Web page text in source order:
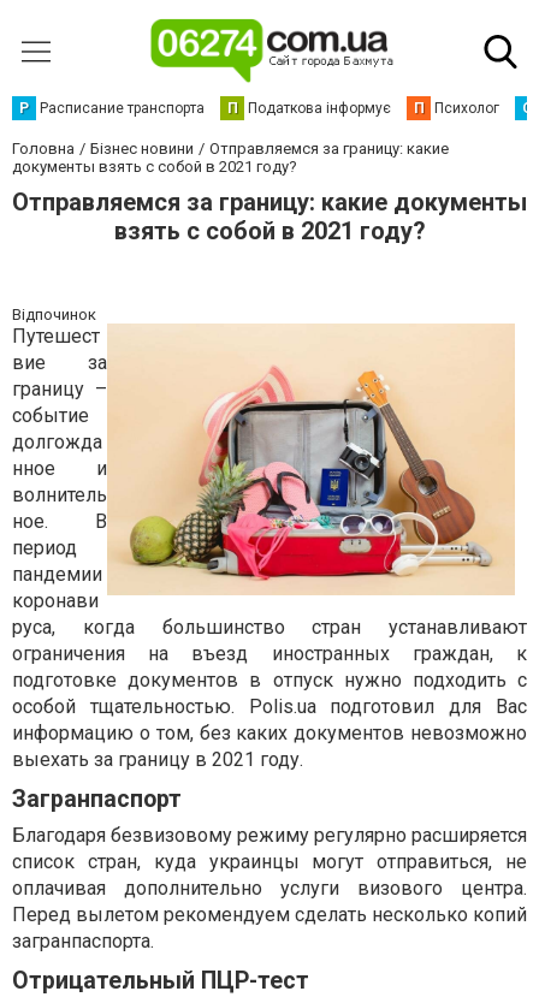
Р Расписание транспорта П Податкова інформує П Психолог С
Головна Бізнес новини
Отправляемся за границу: какие
документы взять с собой в 2021 году?
Отправляемся за границу: какие документы
взять с собой в 2021 году?
Відпочинок
Путешест
вие за
границу –
событие
долгожда
нное и
волнитель
ное. В
период
пандемии
коронави
руса, когда большинство стран устанавливают
ограничения на въезд иностранных граждан, к
подготовке документов в отпуск нужно подходить с
особой тщательностью. Polis.ua подготовил для Вас
информацию о том, без каких документов невозможно
выехать за границу в 2021 году.
Загранпаспорт
Благодаря безвизовому режиму регулярно расширяется
список стран, куда украинцы могут отправиться, не
оплачивая дополнительно услуги визового центра.
Перед вылетом рекомендуем сделать несколько копий
загранпаспорта.
Отрицательный ПЦР-тест